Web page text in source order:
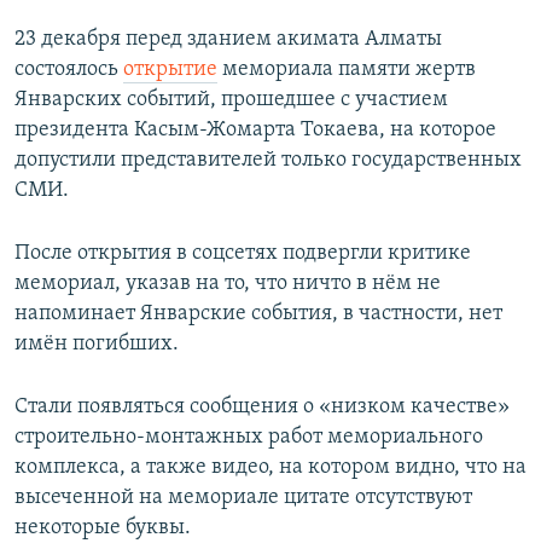
23 декабря перед зданием акимата Алматы
состоялось открытие мемориала памяти жертв
Январских событий, прошедшее с участием
президента Касым-Жомарта Токаева, на которое
допустили представителей только государственных
СМИ.
После открытия в соцсетях подвергли критике
мемориал, указав на то, что ничто в нём не
напоминает Январские события, в частности, нет
имён погибших.
Стали появляться сообщения о «низком качестве»
строительно-монтажных работ мемориального
комплекса, а также видео, на котором видно, что на
высеченной на мемориале цитате отсутствуют
некоторые буквы.